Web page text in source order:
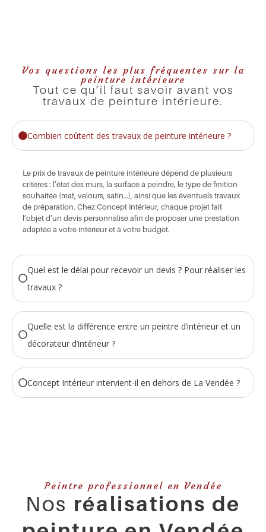
Vos questions les plus fréquentes sur la
peinture intérieure
Tout ce qu’il faut savoir avant vos
travaux de peinture intérieure.
Combien coûtent des travaux de peinture intérieure ?
Le prix de travaux de peinture intérieure dépend de plusieurs
critères : l’état des murs, la surface à peindre, le type de finition
souhaitée (mat, velours, satin…), ainsi que les éventuels travaux
de préparation. Chez Concept Intérieur, chaque projet fait
l’objet d’un devis personnalisé afin de proposer une prestation
adaptée à votre intérieur et à votre budget.
Quel est le délai pour recevoir un devis ? Pour réaliser les
travaux ?
Quelle est la différence entre un peintre d’intérieur et un
décorateur d’intérieur ?
Concept Intérieur intervient-il en dehors de La Vendée ?
Peintre professionnel en Vendée
Nos réalisations de